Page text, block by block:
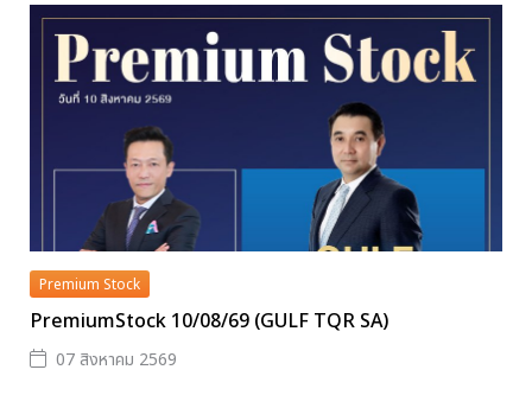
Premium Stock
PremiumStock 10/08/69 (GULF TQR SA)
07 สิงหาคม 2569